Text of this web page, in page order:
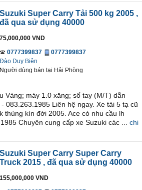
Suzuki Super Carry Tải 500 kg 2005 ,
đã qua sử dụng 40000
75,000,000 VND
0777399837
0777399837
Đào Duy Biên
Người dùng bán tại Hải Phòng
Vàng; máy 1.0 xăng; số tay (M/T) dẫn
083.263.1985 Liên hệ ngay. Xe tải 5 tạ cũ
thùng kín đời 2005. Ace có nhu cầu lh
Chuyên cung cấp xe Suzuki các ...
chi
Suzuki Super Carry Super Carry
Truck 2015 , đã qua sử dụng 40000
155,000,000 VND